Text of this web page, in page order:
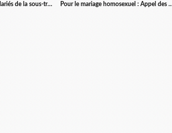
Nucléaire : Situation catastrophique pour les salariés de la sous-traitance Pour le mariage